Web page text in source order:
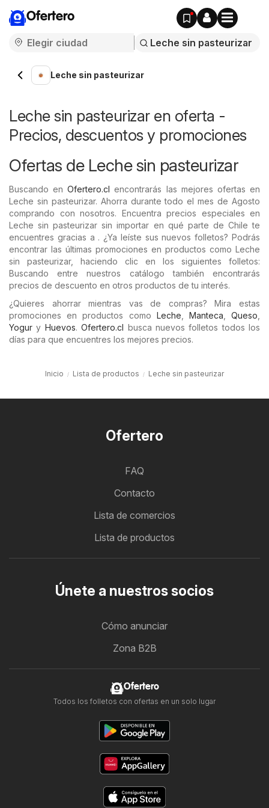
Ofertero
Leche sin pasteurizar
Leche sin pasteurizar en oferta -
Precios, descuentos y promociones
Ofertas de Leche sin pasteurizar
Buscando enOfertero.cl encontrarás las mejores ofertas en
Leche sin pasteurizar. Ahorra durante todo el mes de Agosto
comprando con nosotros. Encuentra precios especiales en
Leche sin pasteurizar sin importar en qué parte de Chile te
encuentres gracias a . ¿Ya leíste sus nuevos folletos? Podrás
encontrar las últimas promociones en productos como Leche
sin pasteurizar, haciendo clic en los siguientes folletos:
Buscando entre nuestros catálogo también encontrarás
precios de descuento en otros productos de tu interés.
¿Quieres ahorrar mientras vas de compras? Mira estas
promociones en productos como Leche Manteca ,Queso
Yogur y Huevos.Ofertero.cl busca nuevos folletos todos los
días para que encuentres los mejores precios.
Inicio Lista de productos Leche sin pasteurizar
Ofertero
FAQ
Contacto
Lista de comercios
Lista de productos
Únete a nuestros socios
Cómo anunciar
Zona B2B
Ofertero
Todos los folletos con ofertas en un solo lugar